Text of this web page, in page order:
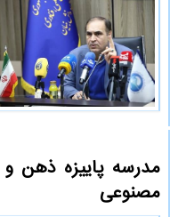
مدرسه پاییزه ذهن
مصنوعی